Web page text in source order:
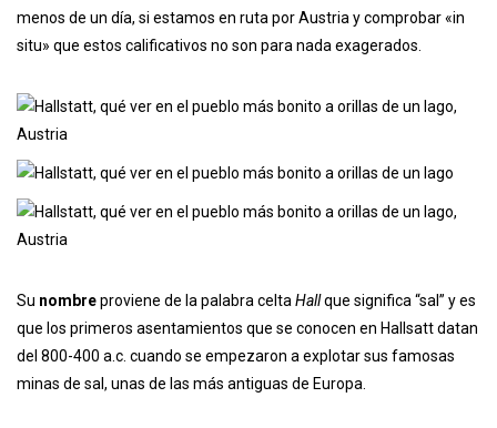
menos de un día, si estamos en ruta por Austria y comprobar «in
situ» que estos calificativos no son para nada exagerados.
Su nombreproviene de la palabra celta Hallque significa “sal” y es
que los primeros asentamientos que se conocen en Hallsatt datan
del 800-400 a.c. cuando se empezaron a explotar sus famosas
minas de sal, unas de las más antiguas de Europa.